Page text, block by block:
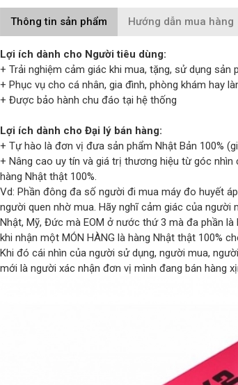
Thông tin sản phẩm Hướng dẫn mua hàng
Lợi ích dành cho Người tiêu dùng:
+ Trải nghiệm cảm giác khi mua, tặng, sử dụng sản
+ Phục vụ cho cá nhân, gia đình, phòng khám hay
+ Được bảo hành chu đáo tại hệ thống
Lợi ích dành cho Đại lý bán hàng:
+ Tự hào là đơn vị đưa sản phẩm Nhật Bản 100%
+ Nâng cao uy tín và giá trị thương hiệu từ góc
hàng Nhật thật 100%.
Vd: Phần đông đa số người đi mua máy đo huyết
người quen nhờ mua. Hãy nghĩ cảm giác của người
Nhật, Mỹ, Đức mà EOM ở nước thứ 3 mà đa phần
khi nhận một MÓN HÀNG là hàng Nhật thật 100%
Khi đó cái nhìn của người sử dụng, người mua,
mới là người xác nhận đơn vị mình đang bán hàng